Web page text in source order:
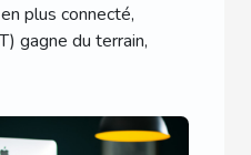
plus connecté,
gagne du terrain,